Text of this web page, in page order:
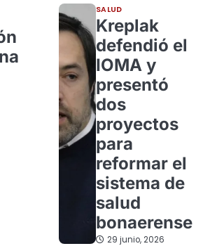
SALUD
Kreplak
defendió el
IOMA y
presentó
dos
proyectos
para
reformar el
sistema de
salud
bonaerense
29 junio, 2026